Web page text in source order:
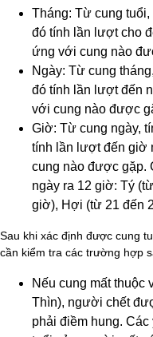
Tháng: Từ cung tuổi,
đó tính lần lượt cho
ứng với cung nào
Ngày: Từ cung
đó tính lần lượt đến
với cung nào được
Giờ: Từ cung ngày,
tính lần lượt đến giờ
cung nào được gặp.
ngày ra 12 giờ: Tý
giờ), Hợi (từ 21 đến
Sau khi xác định được cung
cần kiểm tra các trường hợp
Nếu cung mất thuộc
Thìn), người chết
phải điềm hung.